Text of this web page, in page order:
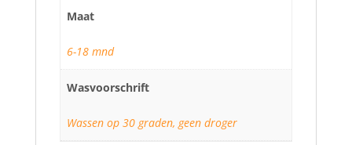
Maat
6-18 mnd
Wasvoorschrift
Wassen op 30 graden, geen droger